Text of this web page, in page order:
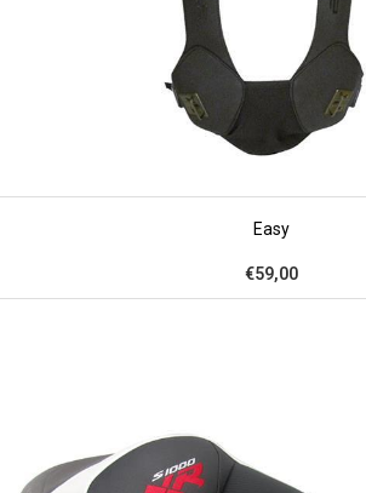
Easy
€59,00